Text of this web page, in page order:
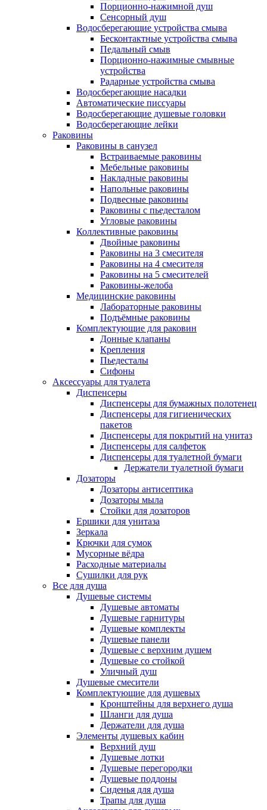
Порционно-нажимной душ
Сенсорный душ
Водосберегающие устройства смыва
Бесконтактные устройства смыва
Педальный смыв
Порционно-нажимные смывные
устройства
Радарные устройства смыва
Водосберегающие насадки
Автоматические писсуары
Водосберегающие душевые головки
Водосберегающие лейки
Раковины
Раковины в санузел
Встраиваемые раковины
Мебельные раковины
Накладные раковины
Напольные раковины
Подвесные раковины
Раковины с пьедесталом
Угловые раковины
Коллективные раковины
Двойные раковины
Раковины на 3 смесителя
Раковины на 4 смесителя
Раковины на 5 смесителей
Раковины-желоба
Медицинские раковины
Лабораторные раковины
Подъёмные раковины
Комплектующие для раковин
Донные клапаны
Крепления
Пьедесталы
Сифоны
Аксессуары для туалета
Диспенсеры
Диспенсеры для бумажных полотенец
Диспенсеры для гигиенических
пакетов
Диспенсеры для покрытий на унитаз
Диспенсеры для салфеток
Диспенсеры для туалетной бумаги
Держатели туалетной бумаги
Дозаторы
Дозаторы антисептика
Дозаторы мыла
Стойки для дозаторов
Ершики для унитаза
Зеркала
Крючки для сумок
Мусорные вёдра
Расходные материалы
Сушилки для рук
Все для душа
Душевые системы
Душевые автоматы
Душевые гарнитуры
Душевые комплекты
Душевые панели
Душевые с верхним душем
Душевые со стойкой
Уличный душ
Душевые смесители
Комплектующие для душевых
Кронштейны для верхнего душа
Шланги для душа
Держатели для душа
Элементы душевых кабин
Верхний душ
Душевые лотки
Душевые перегородки
Душевые поддоны
Сиденья для душа
Трапы для душа